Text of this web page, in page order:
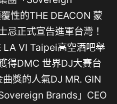
性的THE DEACON 蒙
忌正式宣告進軍台灣！
LA VI Taipei高空酒吧舉
得DMC 世界DJ大賽台
獎的人氣DJ MR. GIN
Brands」CEO